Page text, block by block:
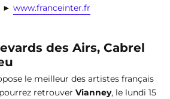
► www.franceinter.fr
des Airs, Cabrel
le meilleur des artistes français
retrouver Vianney, le lundi 15